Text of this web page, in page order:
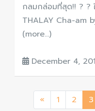
กลมกล่อมที่สุด!! ? ?
THALAY Cha-am
(more…)
December 4,
« 1 2 3